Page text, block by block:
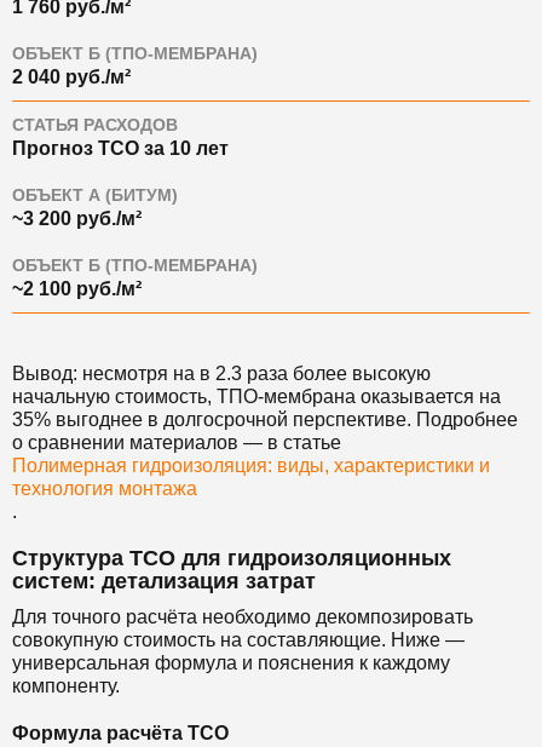
1 760 руб./м²
ОБЪЕКТ Б (ТПО-МЕМБРАНА)
2 040 руб./м²
СТАТЬЯ РАСХОДОВ
Прогноз TCO за 10 лет
ОБЪЕКТ А (БИТУМ)
~3 200 руб./м²
ОБЪЕКТ Б (ТПО-МЕМБРАНА)
~2 100 руб./м²
Вывод: несмотря на в 2.3 раза более высокую
начальную стоимость, ТПО-мембрана оказывается на
35% выгоднее в долгосрочной перспективе. Подробнее
о сравнении материалов — в статье
Полимерная гидроизоляция: виды, характеристики и
технология монтажа
.
Структура TCO для гидроизоляционных
систем: детализация затрат
Для точного расчёта необходимо декомпозировать
совокупную стоимость на составляющие. Ниже —
универсальная формула и пояснения к каждому
компоненту.
Формула расчёта TCO